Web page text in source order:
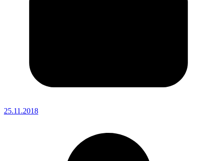
25.11.2018